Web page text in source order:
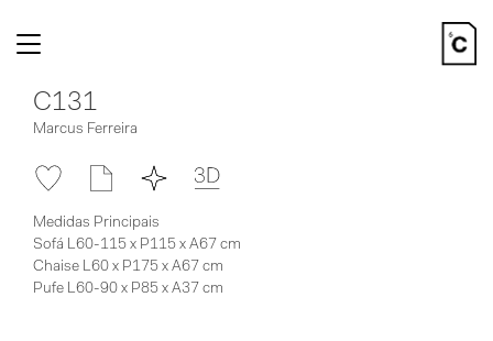
Toggle
C131
Marcus Ferreira
Medidas Principais
Sofá L60-115 x P115 x A67 cm
Chaise L60 x P175 x A67 cm
Pufe L60-90 x P85 x A37 cm